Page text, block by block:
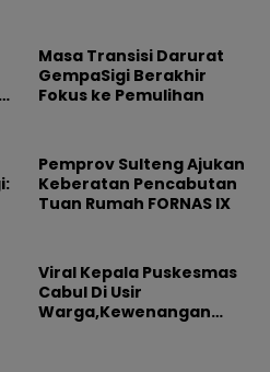
Masa Transisi Darurat
GempaSigi Berakhir
Fokus ke Pemulihan
Pemprov Sulteng Ajukan
Keberatan Pencabutan
Tuan Rumah FORNAS IX
Viral Kepala Puskesmas
Cabul Di Usir
Warga,Kewenangan